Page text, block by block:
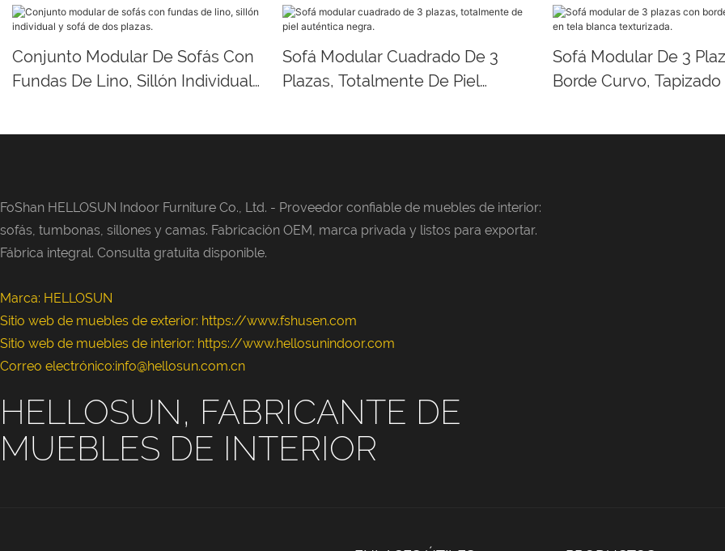
Conjunto Modular De Sofás Con
Fundas De Lino, Sillón Individual
Sofá Modular Cuadrado De 3
Plazas, Totalmente De Piel
Sofá Modular De 3
Borde Curvo, Tapizado
FoShan HELLOSUN Indoor Furniture Co., Ltd. - Proveedor confiable de muebles de interior:
sofás, tumbonas, sillones y camas. Fabricación OEM, marca privada y listos para exportar.
Fábrica integral. Consulta gratuita disponible.
Marca: HELLOSUN
Sitio web de muebles de exterior: https://www.fshusen.com
Sitio web de muebles de interior: https://www.hellosunindoor.com
Correo electrónico:info@hellosun.com.cn
HELLOSUN, FABRICANTE DE
MUEBLES DE INTERIOR